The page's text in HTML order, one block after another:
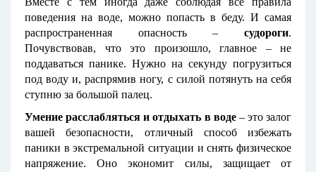
поведения на воде, можно попасть в беду. И самая
распространенная опасность – судороги.
Почувствовав, что это произошло, главное – не
поддаваться панике. Нужно на секунду погрузиться
под воду и, распрямив ногу, с силой потянуть на себя
ступню за большой палец.
Умение расслабляться и отдыхать в воде– это залог
вашей безопасности, отличный способ избежать
паники в экстремальной ситуации и снять физическое
напряжение. Оно экономит силы, защищает от